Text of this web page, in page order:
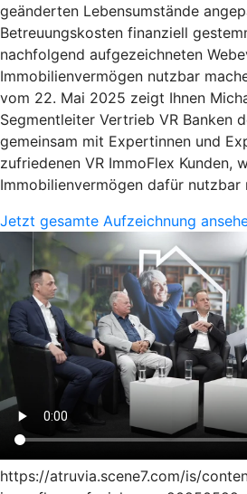
geänderten Lebensumstände
Betreuungskosten finanziell
nachfolgend aufgezeichneten
Immobilienvermögen nutzbar
vom 22. Mai 2025 zeigt Ihnen
Segmentleiter Vertrieb VR Banken
gemeinsam mit Expertinnen und
zufriedenen VR ImmoFlex Kunden,
Immobilienvermögen dafür nutzbar
Jetzt gesamte Aufzeichnung
https://atruvia.scene7.com/is/